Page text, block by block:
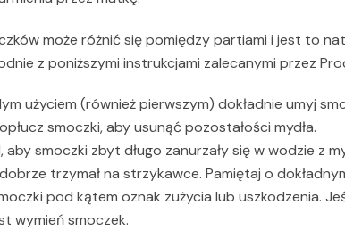
może różnić się pomiędzy partiami i jest to
z poniższymi instrukcjami zalecanymi przez
użyciem (również pierwszym) dokładnie umyj
smoczki, aby usunąć pozostałości mydła.
aby smoczki zbyt długo zanurzały się w wodzie z
trzymał na strzykawce. Pamiętaj o
pod kątem oznak zużycia lub uszkodzenia.
wymień smoczek.